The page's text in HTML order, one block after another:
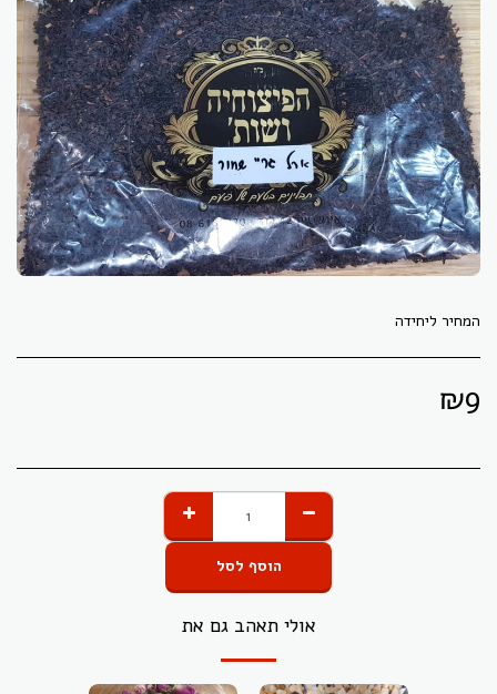
המחיר ליחידה
₪9
הוסף לסל
אולי תאהב גם את